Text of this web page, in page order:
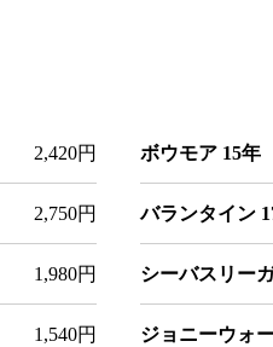
2,420円
2,750円
1,980円
1,540円
ボウモア 15年
バランタイン
シーバスリー
ジョニーウォ